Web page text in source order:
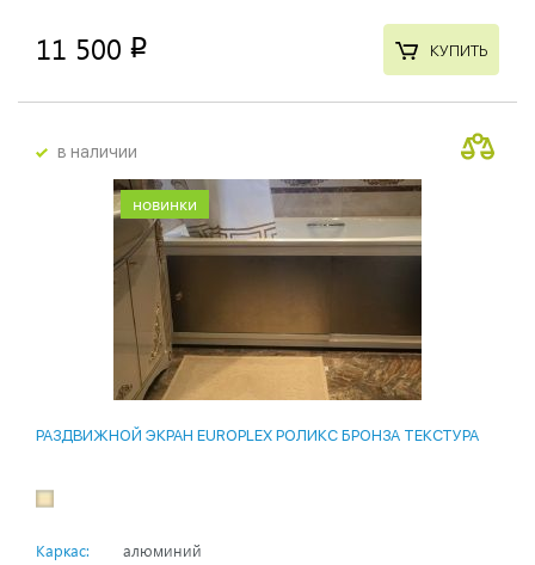
11 500 p КУПИТЬ
в наличии
новинки
РАЗДВИЖНОЙ ЭКРАН EUROPLEX РОЛИКС БРОНЗА ТЕКСТУРА
Каркас: алюминий